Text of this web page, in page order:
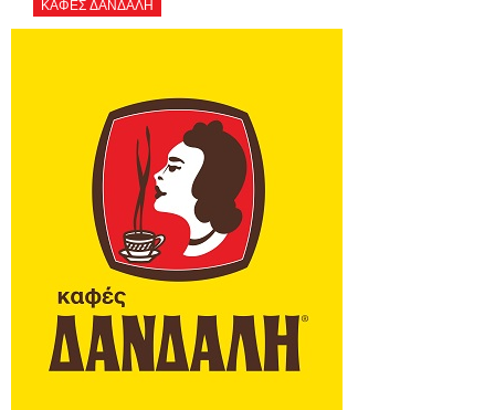
ΚΑΦΕΣ ΔΑΝΔΑΛΗ